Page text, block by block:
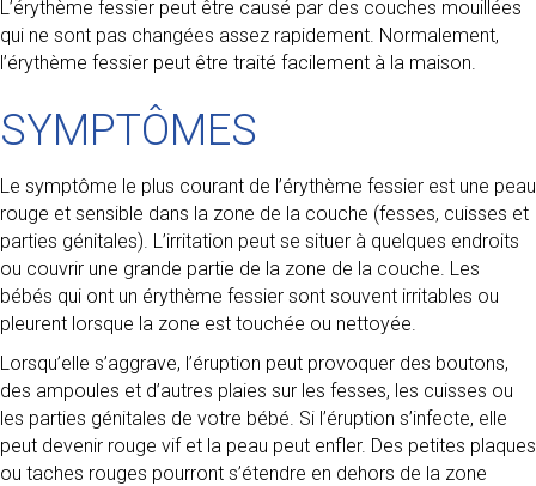
L’érythème fessier peut être causé par des couches mouillées
qui ne sont pas changées assez rapidement. Normalement,
l’érythème fessier peut être traité facilement à la maison.
SYMPTÔMES
Le symptôme le plus courant de l’érythème fessier est une peau
rouge et sensible dans la zone de la couche (fesses, cuisses et
parties génitales). L’irritation peut se situer à quelques endroits
ou couvrir une grande partie de la zone de la couche. Les
bébés qui ont un érythème fessier sont souvent irritables ou
pleurent lorsque la zone est touchée ou nettoyée.
Lorsqu’elle s’aggrave, l’éruption peut provoquer des boutons,
des ampoules et d’autres plaies sur les fesses, les cuisses ou
les parties génitales de votre bébé. Si l’éruption s’infecte, elle
peut devenir rouge vif et la peau peut enfler. Des petites plaques
ou taches rouges pourront s’étendre en dehors de la zone